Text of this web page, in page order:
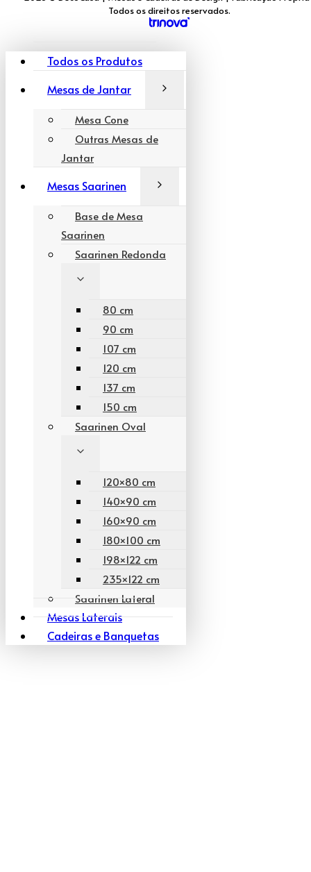
Todos os direitos reservados.
Todos os Produtos
Mesas de Jantar
Mesa Cone
Outras Mesas de
Jantar
Mesas Saarinen
Base de Mesa
Saarinen
Saarinen Redonda
80 cm
90 cm
107 cm
120 cm
137 cm
150 cm
Saarinen Oval
120×80 cm
140×90 cm
160×90 cm
180×100 cm
198×122 cm
235×122 cm
Saarinen Lateral
Mesas Laterais
Cadeiras e Banquetas